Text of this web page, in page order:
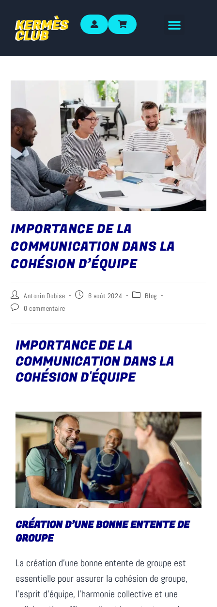
IMPORTANCE DE LA
COMMUNICATION DANS LA
COHÉSION D’ÉQUIPE
Antonin Dobise 6 août 2024
Blog
0 commentaire
IMPORTANCE DE LA
COMMUNICATION DANS LA
COHÉSION D'ÉQUIPE
CRÉATION D’UNE BONNE ENTENTE DE
GROUPE
La création d’une bonne entente de groupe est
essentielle pour assurer la cohésion de groupe,
l’esprit d’équipe, l’harmonie collective et une